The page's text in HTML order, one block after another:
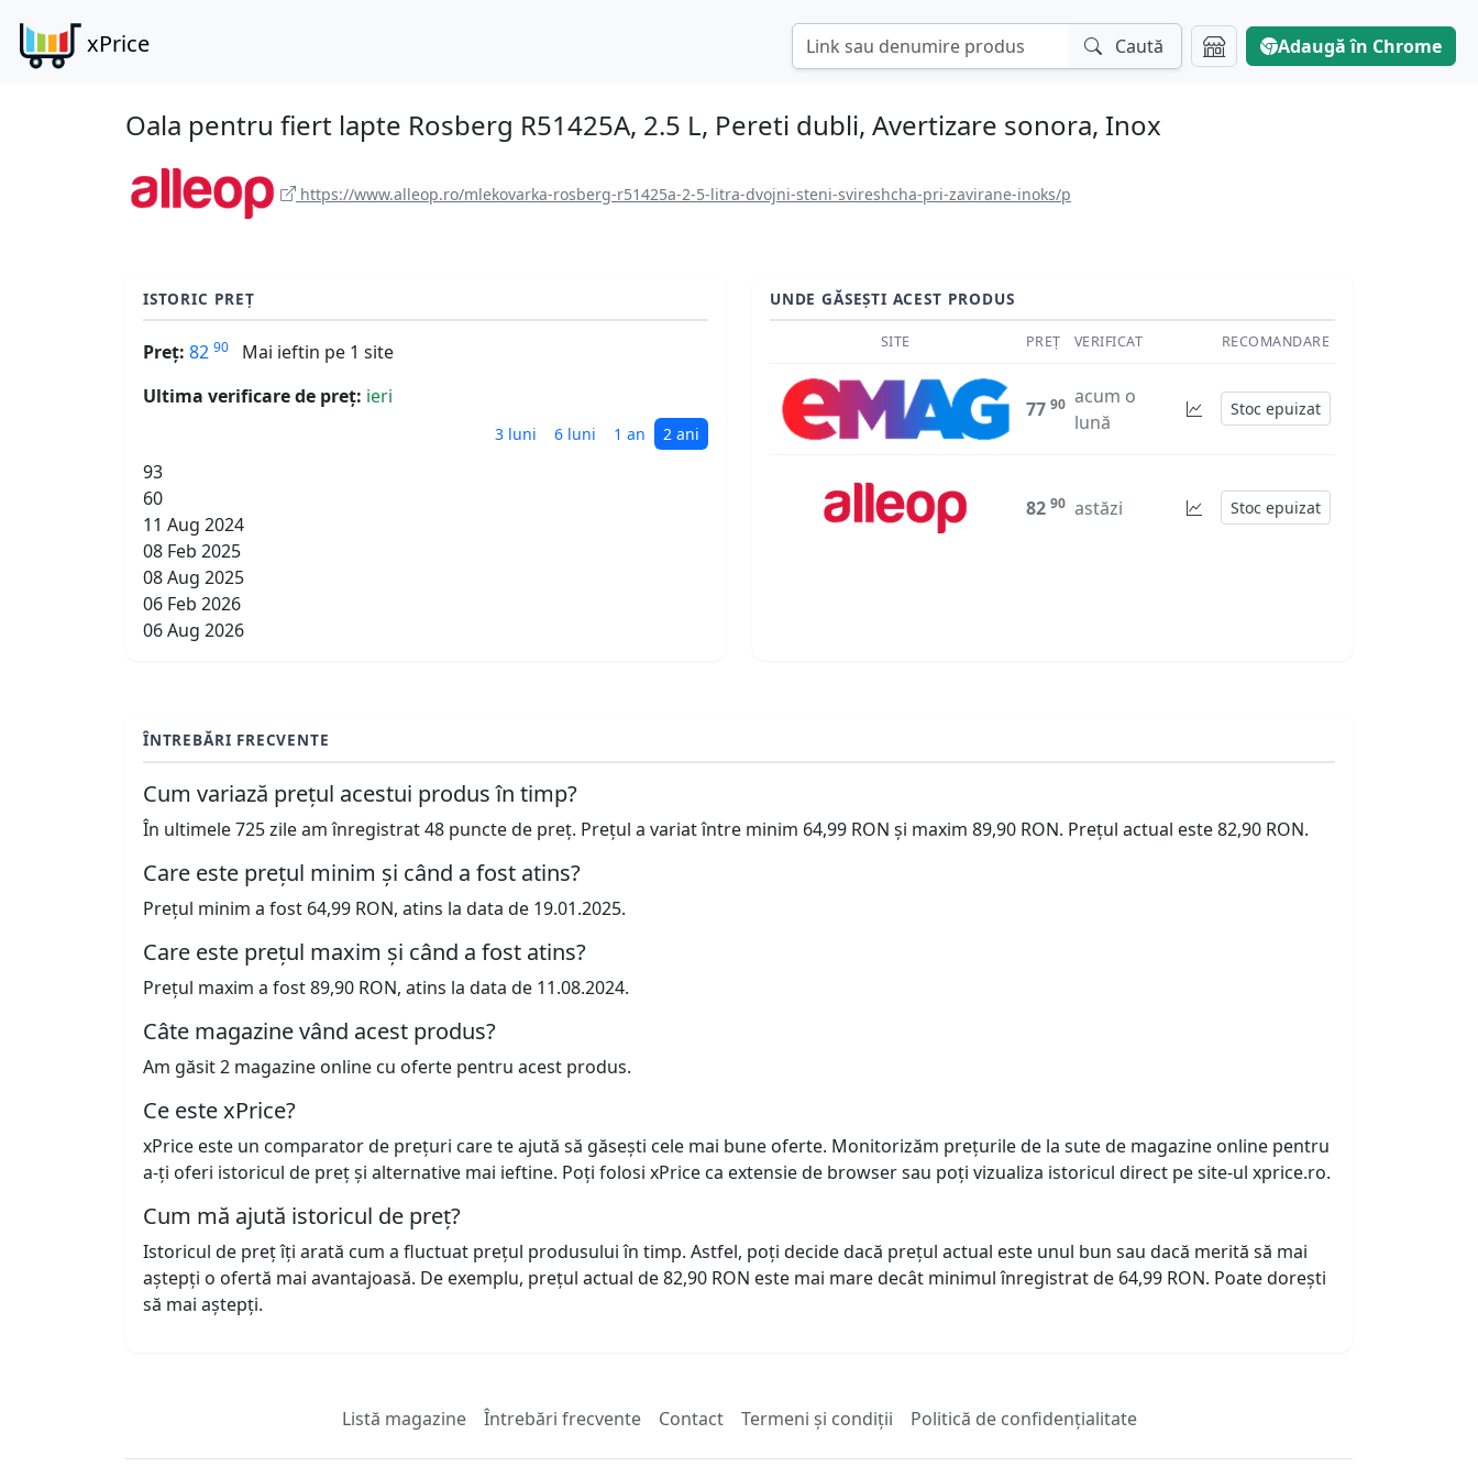
xPrice Caută Adaugă în Chrome
Oala pentru fiert lapte Rosberg R51425A, 2.5 L, Pereti dubli, Avertizare sonora, Inox
https://www.alleop.ro/mlekovarka-rosberg-r51425a-2-5-litra-dvojni-steni-svireshcha-pri-zavirane-inoks/p
ISTORIC PREȚ
Preț: 82 90
Mai ieftin pe 1 site
Ultima verificare de preț: ieri
3 luni 6 luni 1 an 2 ani
93
60
11 Aug 2024
08 Feb 2025
08 Aug 2025
06 Feb 2026
06 Aug 2026
UNDE GĂSEȘTI ACEST PRODUS
SITE PREȚ VERIFICAT RECOMANDARE
77 90 acum o
lună
Stoc epuizat
82 90 astăzi Stoc epuizat
ÎNTREBĂRI FRECVENTE
Cum variază prețul acestui produs în timp?
În ultimele 725 zile am înregistrat 48 puncte de preț. Prețul a variat între minim 64,99 RON și maxim 89,90 RON. Prețul actual este 82,90 RON.
Care este prețul minim și când a fost atins?
Prețul minim a fost 64,99 RON, atins la data de 19.01.2025.
Care este prețul maxim și când a fost atins?
Prețul maxim a fost 89,90 RON, atins la data de 11.08.2024.
Câte magazine vând acest produs?
Am găsit 2 magazine online cu oferte pentru acest produs.
Ce este xPrice?
xPrice este un comparator de prețuri care te ajută să găsești cele mai bune oferte. Monitorizăm prețurile de la sute de magazine online pentru
a-ți oferi istoricul de preț și alternative mai ieftine. Poți folosi xPrice ca extensie de browser sau poți vizualiza istoricul direct pe site-ul xprice.ro.
Cum mă ajută istoricul de preț?
Istoricul de preț îți arată cum a fluctuat prețul produsului în timp. Astfel, poți decide dacă prețul actual este unul bun sau dacă merită să mai
aștepți o ofertă mai avantajoasă. De exemplu, prețul actual de 82,90 RON este mai mare decât minimul înregistrat de 64,99 RON. Poate dorești
să mai aștepți.
Listă magazine Întrebări frecvente Contact Termeni și condiții Politică de confidențialitate